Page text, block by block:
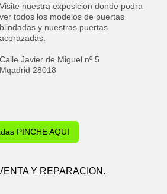
Visite nuestra exposicion donde podra
ver todos los modelos de puertas
blindadas y nuestras puertas
acorazadas.
Calle Javier de Miguel nº 5
Mqadrid 28018
PINCHE AQUI
Y REPARACION.